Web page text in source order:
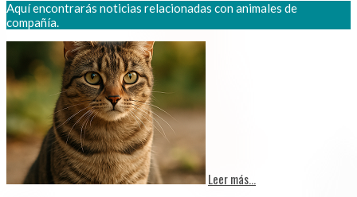
Aquí encontrarás noticias relacionadas con animales de
compañía.
Leer más...